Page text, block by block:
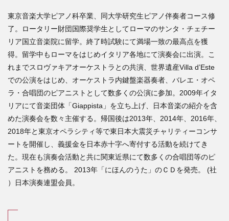
東京音楽大学ピアノ科卒業、 同大学研究生ピアノ伴奏者コース修
了。
ロータリー財団国際奨学生としてローマのサンタ・ チェチー
リア国立音楽院に留学。 終了時試験にて満場一致の最高点を獲
得。 留学中もローマをはじめイタリア各地にて演奏会に出演。 こ
れまでスロヴァキアオーケストラとの共演、世界遺産Villa d’Este
での公演をはじめ、オーケストラ内鍵盤楽器奏者、 バレエ・オペ
ラ・合唱団のピアニストとして数多くの公演に参加。 2009年イタ
リアにて音楽団体「Giappista 」 を立ち上げ、日本音楽の紹介を含
めた演奏会を数々主催する。 帰国後は2013年、 2014年、 2016年、
2018年と東京オペラシティ等で東日本大震災チャリティーコンサ
ートを開催し、 義援金を日本赤十字へ寄付する活動を続けてき
た。 現在も演奏会活動と共に関東近県にて数多くの合唱団等のピ
アニス トを務める。 2013年「にほんのうた」のＣＤを発売。 (社
）日本演奏連盟会員。